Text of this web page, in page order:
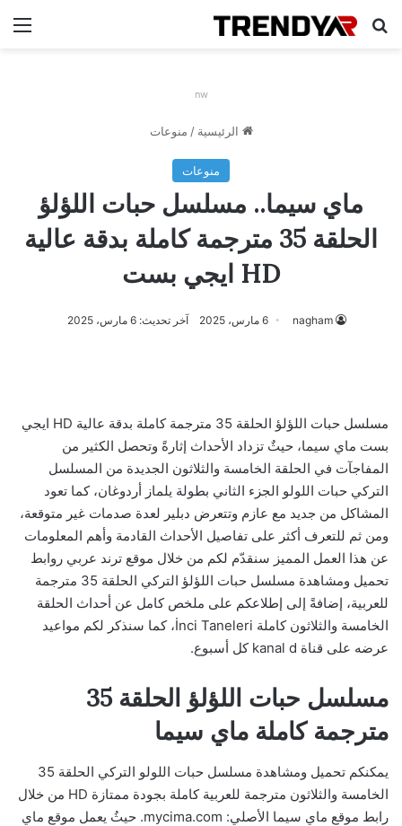
بحث عن
nw
الرئيسية / منوعات
منوعات
ماي سيما.. مسلسل حبات اللؤلؤ
الحلقة 35 مترجمة كاملة بدقة عالية
HD ايجي بست
nagham 6 مارس، 2025 آخر تحديث: 6 مارس، 2025
مسلسل حبات اللؤلؤ الحلقة 35 مترجمة كاملة بدقة عالية HD ايجي
بست ماي سيما، حيثٌ تزداد الأحداث إثارةً وتحصل الكثير من
المفاجآت في الحلقة الخامسة والثلاثون الجديدة من المسلسل
التركي حبات اللولو الجزء الثاني بطولة يلماز أردوغان، كما تعود
المشاكل من جديد مع عازم وتتعرض دبلير لعدة صدمات غير متوقعة،
ومن ثم للتعرف أكثر على تفاصيل الأحداث القادمة وأهم المعلومات
عن هذا العمل المميز سنقدّم لكم من خلال موقع ترند عربي روابط
تحميل ومشاهدة مسلسل حبات اللؤلؤ التركي الحلقة 35 مترجمة
للعربية، إضافةً إلى إطلاعكم على ملخص كامل عن أحداث الحلقة
الخامسة والثلاثون كاملة İnci Taneleri، كما سنذكر لكم مواعيد
عرضه على قناة kanal d كل أسبوع.
مسلسل حبات اللؤلؤ الحلقة 35
مترجمة كاملة ماي سيما
يمكنكم تحميل ومشاهدة مسلسل حبات اللولو التركي الحلقة 35
الخامسة والثلاثون مترجمة للعربية كاملة بجودة ممتازة HD من خلال
رابط موقع ماي سيما الأصلي: mycima.com. حيثُ يعمل موقع ماي